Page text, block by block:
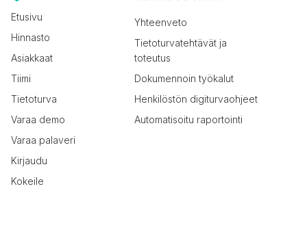
Etusivu
Hinnasto
Asiakkaat
Tiimi
Tietoturva
Varaa demo
Varaa palaveri
Kirjaudu
Kokeile
Yhteenveto
Tietoturvatehtävät ja
toteutus
Dokumennoin työkalut
Henkilöstön digiturvaohjeet
Automatisoitu raportointi